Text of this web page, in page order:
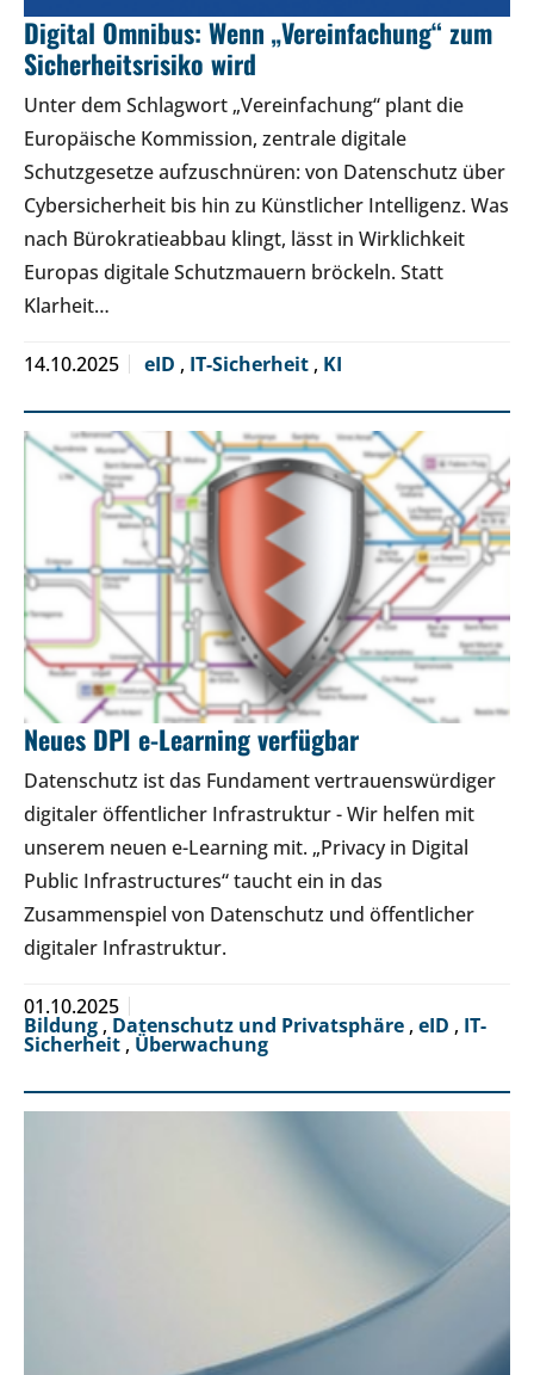
Digital Omnibus: Wenn „Vereinfachung“ zum
Sicherheitsrisiko wird
Unter dem Schlagwort „Vereinfachung“ plant die
Europäische Kommission, zentrale digitale
Schutzgesetze aufzuschnüren: von Datenschutz über
Cybersicherheit bis hin zu Künstlicher Intelligenz. Was
nach Bürokratieabbau klingt, lässt in Wirklichkeit
Europas digitale Schutzmauern bröckeln. Statt
Klarheit…
14.10.2025 eID , IT-Sicherheit , KI
Neues DPI e-Learning verfügbar
Datenschutz ist das Fundament vertrauenswürdiger
digitaler öffentlicher Infrastruktur - Wir helfen mit
unserem neuen e-Learning mit. „Privacy in Digital
Public Infrastructures“ taucht ein in das
Zusammenspiel von Datenschutz und öffentlicher
digitaler Infrastruktur.
01.10.2025
Bildung , Datenschutz und Privatsphäre , eID , IT-
Sicherheit , Überwachung